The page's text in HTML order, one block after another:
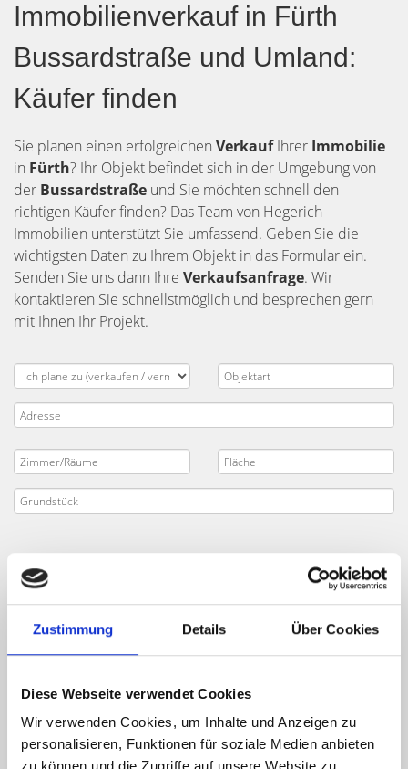
Zustimmung Details Über Cookies
Diese Webseite verwendet Cookies
Wir verwenden Cookies, um Inhalte und Anzeigen zu
personalisieren, Funktionen für soziale Medien anbieten
Immobilienverkauf in Fürth
Bussardstraße und Umland:
Käufer finden
Sie planen einen erfolgreichen VerkaufIhrer Immobilie
in Fürth? Ihr Objekt befindet sich in der Umgebung von
der Bussardstraße und Sie möchten schnell den
richtigen Käufer finden? Das Team von Hegerich
Immobilien unterstützt Sie umfassend. Geben Sie die
wichtigsten Daten zu Ihrem Objekt in das Formular ein.
Senden Sie uns dann Ihre Verkaufsanfrage. Wir
kontaktieren Sie schnellstmöglich und besprechen gern
mit Ihnen Ihr Projekt.